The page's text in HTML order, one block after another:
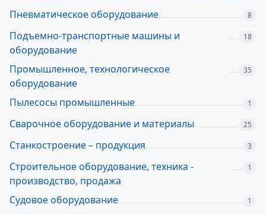
Пневматическое оборудование 8
Подъемно-транспортные машины и
оборудование
18
Промышленное, технологическое
оборудование
35
Пылесосы промышленные 1
Сварочное оборудование и материалы 25
Станкостроение – продукция 3
Строительное оборудование, техника -
производство, продажа
1
Судовое оборудование 1